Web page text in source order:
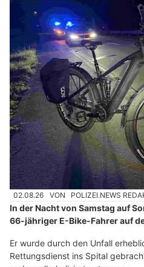
02.08.26 VON POLIZEI.NEWS
In der Nacht von Samstag auf
66-jähriger E-Bike-Fahrer auf
Er wurde durch den Unfall
Rettungsdienst ins Spital